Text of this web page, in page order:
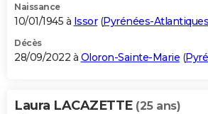
Naissance
10/01/1945 à Issor(Pyrénées-Atlantiques
Décès
28/09/2022 à Oloron-Sainte-Marie (
Laura LACAZETTE (25 ans)